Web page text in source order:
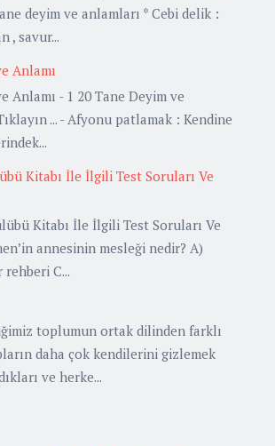
deyim ve anlamları * Cebi delik :
, savur...
Anlamı
Anlamı - 1 20 Tane Deyim ve
... - Afyonu patlamak : Kendine
Kitabı İle İlgili Test Soruları Ve
Kitabı İle İlgili Test Soruları Ve
annesinin mesleği nedir? A)
C...
toplumun ortak dilinden farklı
daha çok kendilerini gizlemek
ve herke...